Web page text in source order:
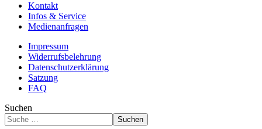
Kontakt
Infos & Service
Medienanfragen
Impressum
Widerrufsbelehrung
Datenschutzerklärung
Satzung
FAQ
Suchen
Suchen